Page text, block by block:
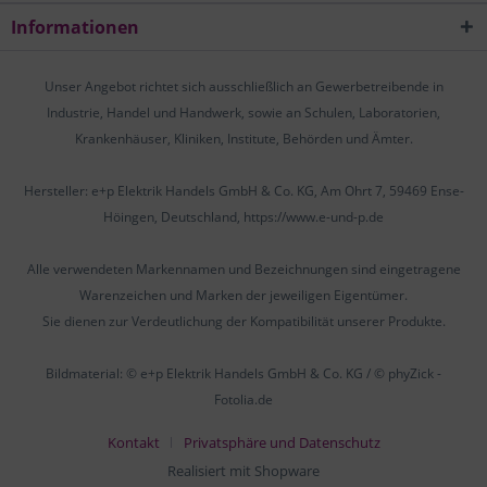
Informationen
Unser Angebot richtet sich ausschließlich an Gewerbetreibende in
Industrie, Handel und Handwerk, sowie an Schulen, Laboratorien,
Krankenhäuser, Kliniken, Institute, Behörden und Ämter.
Hersteller: e+p Elektrik Handels GmbH & Co. KG, Am Ohrt 7, 59469 Ense-
Höingen, Deutschland, https://www.e-und-p.de
Alle verwendeten Markennamen und Bezeichnungen sind eingetragene
Warenzeichen und Marken der jeweiligen Eigentümer.
Sie dienen zur Verdeutlichung der Kompatibilität unserer Produkte.
Bildmaterial: © e+p Elektrik Handels GmbH & Co. KG / © phyZick -
Fotolia.de
Kontakt
Privatsphäre und Datenschutz
Realisiert mit Shopware